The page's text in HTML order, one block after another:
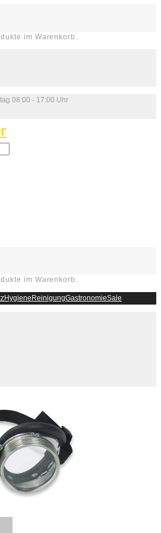
im Warenkorb.
08:00 - 17:00 Uhr
im Warenkorb.
HygieneReinigungGastronomieSale